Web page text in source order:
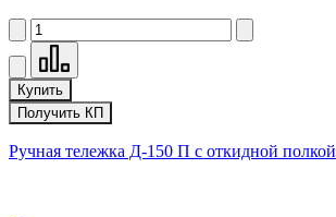
Купить
Получить КП
Ручная тележка Д-150 П с откидной полкой